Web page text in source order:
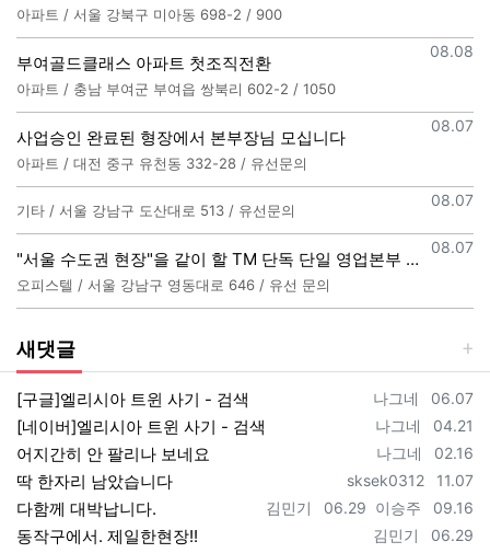
아파트 / 서울 강북구 미아동 698-2 / 900
등록일
08.08
부여골드클래스 아파트 첫조직전환
아파트 / 충남 부여군 부여읍 쌍북리 602-2 / 1050
등록일
08.07
사업승인 완료된 형장에서 본부장님 모십니다
아파트 / 대전 중구 유천동 332-28 / 유선문의
등록일
08.07
기타 / 서울 강남구 도산대로 513 / 유선문의
등록일
08.07
"서울 수도권 현장"을 같이 할 TM 단독 단일 영업본부 팀 선착순 모집
오피스텔 / 서울 강남구 영동대로 646 / 유선 문의
새댓글
등록자
나그네 등록일
06.07
[구글]엘리시아 트윈 사기 - 검색
등록자
나그네 등록일
04.21
[네이버]엘리시아 트윈 사기 - 검색
등록자
나그네 등록일
02.16
어지간히 안 팔리나 보네요
등록자
sksek0312 등록일
11.07
딱 한자리 남았습니다
등록자
이승주 등록일
09.16
등록자
김민기 등록일
06.29
다함께 대박납니다.
등록자
김민기 등록일
06.29
동작구에서. 제일한현장!!